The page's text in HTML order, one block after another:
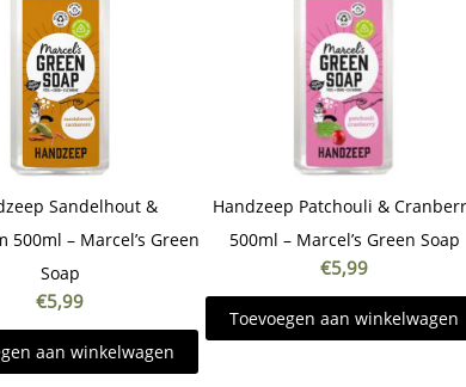
Sandelhout &
500ml – Marcel’s Green
Soap
€5,99
aan winkelwagen
Handzeep Patchouli &
500ml – Marcel’s Green Soap
€5,99
Toevoegen aan winkelwagen